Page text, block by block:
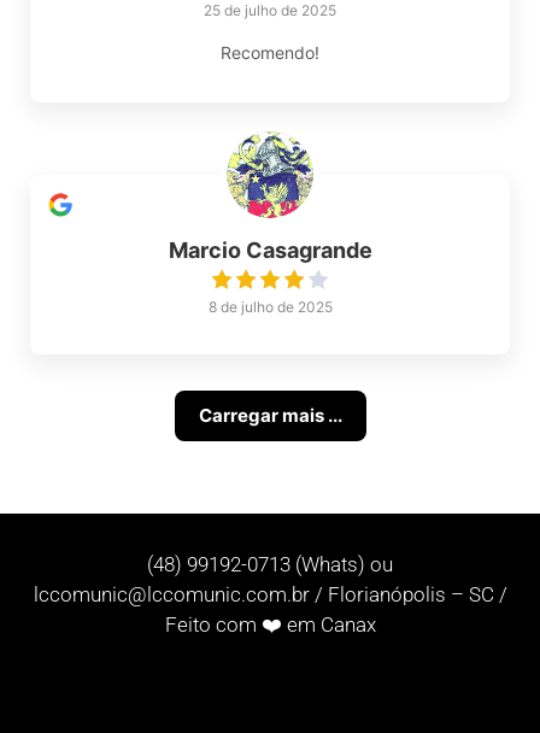
25 de julho de 2025
Recomendo!
Marcio Casagrande
8 de julho de 2025
Carregar mais ...
(48) 99192-0713 (Whats) ou
lccomunic@lccomunic.com.br/ Florianópolis – SC /
Feito com ❤️ em Canax